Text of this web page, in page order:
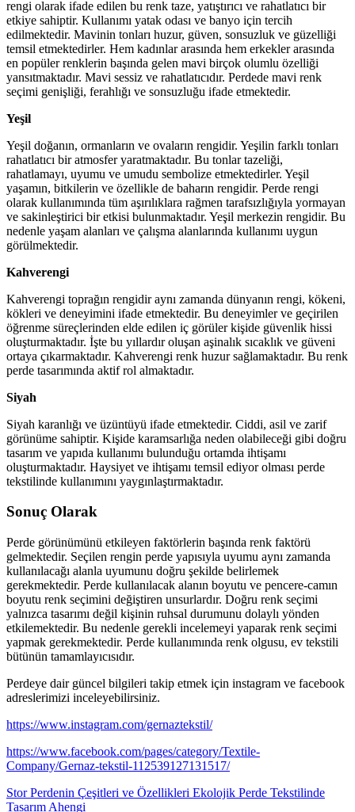
rengi olarak ifade edilen bu renk taze, yatıştırıcı ve rahatlatıcı bir
etkiye sahiptir. Kullanımı yatak odası ve banyo için tercih
edilmektedir. Mavinin tonları huzur, güven, sonsuzluk ve güzelliği
temsil etmektedirler. Hem kadınlar arasında hem erkekler arasında
en popüler renklerin başında gelen mavi birçok olumlu özelliği
yansıtmaktadır. Mavi sessiz ve rahatlatıcıdır. Perdede mavi renk
seçimi genişliği, ferahlığı ve sonsuzluğu ifade etmektedir.
Yeşil
Yeşil doğanın, ormanların ve ovaların rengidir. Yeşilin farklı tonları
rahatlatıcı bir atmosfer yaratmaktadır. Bu tonlar tazeliği,
rahatlamayı, uyumu ve umudu sembolize etmektedirler. Yeşil
yaşamın, bitkilerin ve özellikle de baharın rengidir. Perde rengi
olarak kullanımında tüm aşırılıklara rağmen tarafsızlığıyla yormayan
ve sakinleştirici bir etkisi bulunmaktadır. Yeşil merkezin rengidir. Bu
nedenle yaşam alanları ve çalışma alanlarında kullanımı uygun
görülmektedir.
Kahverengi
Kahverengi toprağın rengidir aynı zamanda dünyanın rengi, kökeni,
kökleri ve deneyimini ifade etmektedir. Bu deneyimler ve geçirilen
öğrenme süreçlerinden elde edilen iç görüler kişide güvenlik hissi
oluşturmaktadır. İşte bu yıllardır oluşan aşinalık sıcaklık ve güveni
ortaya çıkarmaktadır. Kahverengi renk huzur sağlamaktadır. Bu renk
perde tasarımında aktif rol almaktadır.
Siyah
Siyah karanlığı ve üzüntüyü ifade etmektedir. Ciddi, asil ve zarif
görünüme sahiptir. Kişide karamsarlığa neden olabileceği gibi doğru
tasarım ve yapıda kullanımı bulunduğu ortamda ihtişamı
oluşturmaktadır. Haysiyet ve ihtişamı temsil ediyor olması perde
tekstilinde kullanımını yaygınlaştırmaktadır.
Sonuç Olarak
Perde görünümünü etkileyen faktörlerin başında renk faktörü
gelmektedir. Seçilen rengin perde yapısıyla uyumu aynı zamanda
kullanılacağı alanla uyumunu doğru şekilde belirlemek
gerekmektedir. Perde kullanılacak alanın boyutu ve pencere-camın
boyutu renk seçimini değiştiren unsurlardır. Doğru renk seçimi
yalnızca tasarımı değil kişinin ruhsal durumunu dolaylı yönden
etkilemektedir. Bu nedenle gerekli incelemeyi yaparak renk seçimi
yapmak gerekmektedir. Perde kullanımında renk olgusu, ev tekstili
bütünün tamamlayıcısıdır.
Perdeye dair güncel bilgileri takip etmek için instagram ve facebook
adreslerimizi inceleyebilirsiniz.
https://www.instagram.com/gernaztekstil/
https://www.facebook.com/pages/category/Textile-
Company/Gernaz-tekstil-112539127131517/
Stor Perdenin Çeşitleri ve Özellikleri Ekolojik Perde Tekstilinde
Tasarım Ahengi